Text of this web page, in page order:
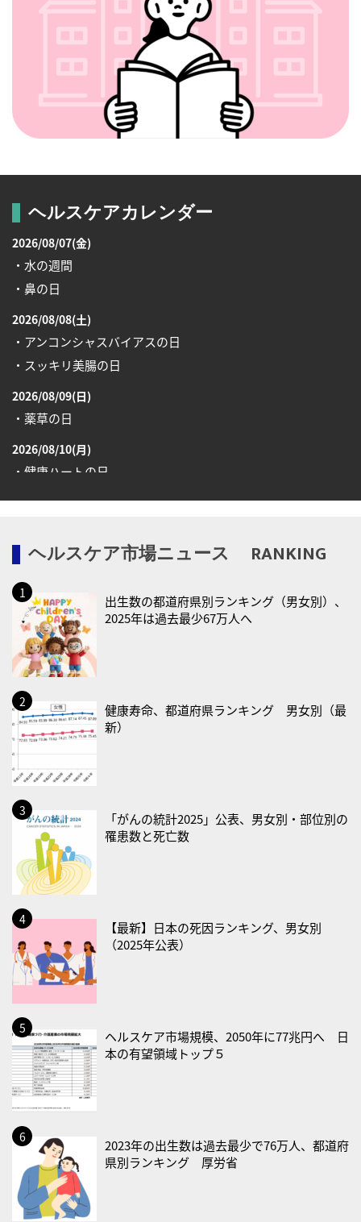
ヘルスケアカレンダー
2026/08/07(金)
・水の週間
・鼻の日
2026/08/08(土)
・アンコンシャスバイアスの日
・スッキリ美腸の日
2026/08/09(日)
・薬草の日
2026/08/10(月)
・健康ハートの日
・育児の日
2026/08/13(木)
・一汁三菜の日
2026/08/17(月)
・減塩の日
・防犯の日
2026/08/19(水)
・世界人道デー
・食育の日
2026/08/21(金)
・治療アプリの日
・献血の日
2026/08/22(土)
・禁煙の日
2026/08/23(日)
・不眠の日
・乳酸菌の日
2026/08/25(火)
・いたわり肌の日
2026/08/26(水)
・風呂の日
2026/08/29(土)
・筋肉強化の日
2026/08/30(日)
・ＥＰＡの日
ヘルスケア市場ニュース RANKING
出生数の都道府県別ランキング（男女別）、
2025年は過去最少67万人へ
健康寿命、都道府県ランキング 男女別（最
新）
「がんの統計2025」公表、男女別・部位別の
罹患数と死亡数
【最新】日本の死因ランキング、男女別
（2025年公表）
ヘルスケア市場規模、2050年に77兆円へ 日
本の有望領域トップ５
2023年の出生数は過去最少で76万人、都道府
県別ランキング 厚労省